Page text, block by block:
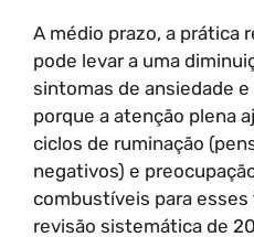
A médio prazo, a prática
pode levar a uma
sintomas de ansiedade
porque a atenção plena
ciclos de ruminação
negativos) e
combustíveis para
revisão sistemática de